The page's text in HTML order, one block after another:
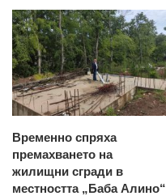
Временно спряха
премахването на
жилищни сгради в
местността „Баба Алино“